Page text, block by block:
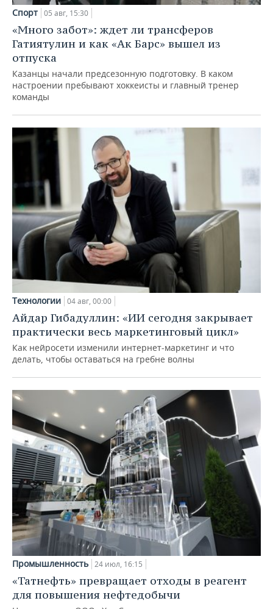
Спорт 05 авг, 15:30
«Много забот»: ждет ли трансферов
Гатиятулин и как «Ак Барс» вышел из
отпуска
Казанцы начали предсезонную подготовку. В каком
настроении пребывают хоккеисты и главный тренер
команды
Технологии 04 авг, 00:00
Айдар Гибадуллин: «ИИ сегодня закрывает
практически весь маркетинговый цикл»
Как нейросети изменили интернет-маркетинг и что
делать, чтобы оставаться на гребне волны
Промышленность 24 июл, 16:15
«Татнефть» превращает отходы в реагент
для повышения нефтедобычи